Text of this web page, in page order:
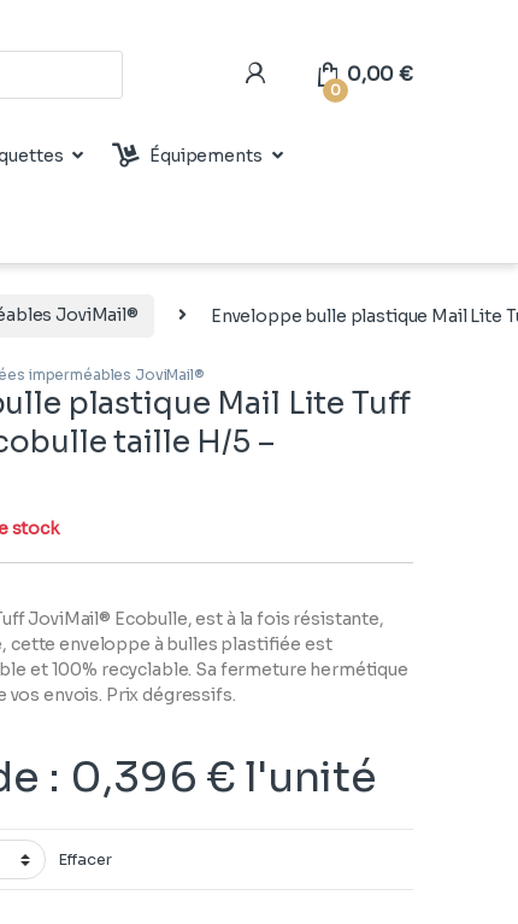
0
0,00€
Équipements
JoviMail® Enveloppe bulle plastique Mail Lite
imperméables JoviMail®
plastique Mail Lite Tuff
taille H/5 –
stock
JoviMail® Ecobulle, est à la fois résistante,
cette enveloppe à bulles plastifiée est
et 100% recyclable. Sa fermeture hermétique
vos envois. Prix dégressifs.
: 0,396 € l'unité
Effacer